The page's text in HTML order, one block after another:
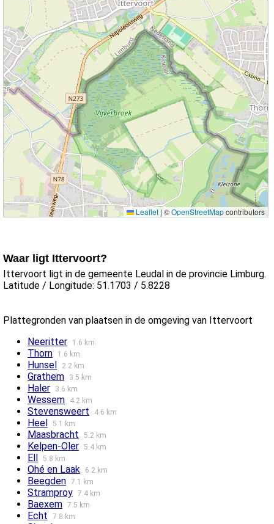
Leaflet | ©OpenStreetMapcontributors
Waar ligt Ittervoort?
Ittervoort ligt in de gemeente Leudal in de provincie Limburg.
Latitude / Longitude: 51.1703 / 5.8228
Plattegronden van plaatsen in de omgeving van Ittervoort
Neeritter
1.6 km
Thorn 1.6 km
Hunsel 2.2 km
Grathem 3.5 km
Haler 3.6 km
Wessem 4.2 km
Stevensweert 4.6 km
Heel 5.1 km
Maasbracht 5.2 km
Kelpen-Oler 5.4 km
Ell 5.8 km
Ohé en Laak 6.2 km
Beegden 7.1 km
Stramproy 7.4 km
Baexem 7.5 km
Echt 7.8 km